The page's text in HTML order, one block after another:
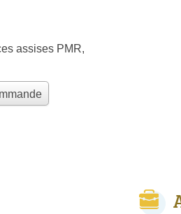
assises PMR,